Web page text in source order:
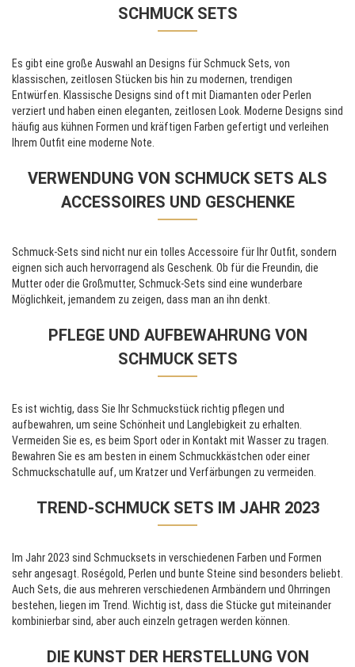
SCHMUCK SETS
Es gibt eine große Auswahl an Designs für Schmuck Sets, von
klassischen, zeitlosen Stücken bis hin zu modernen, trendigen
Entwürfen. Klassische Designs sind oft mit Diamanten oder Perlen
verziert und haben einen eleganten, zeitlosen Look. Moderne Designs sind
häufig aus kühnen Formen und kräftigen Farben gefertigt und verleihen
Ihrem Outfit eine moderne Note.
VERWENDUNG VON SCHMUCK SETS ALS
ACCESSOIRES UND GESCHENKE
Schmuck-Sets sind nicht nur ein tolles Accessoire für Ihr Outfit, sondern
eignen sich auch hervorragend als Geschenk. Ob für die Freundin, die
Mutter oder die Großmutter, Schmuck-Sets sind eine wunderbare
Möglichkeit, jemandem zu zeigen, dass man an ihn denkt.
PFLEGE UND AUFBEWAHRUNG VON
SCHMUCK SETS
Es ist wichtig, dass Sie Ihr Schmuckstück richtig pflegen und
aufbewahren, um seine Schönheit und Langlebigkeit zu erhalten.
Vermeiden Sie es, es beim Sport oder in Kontakt mit Wasser zu tragen.
Bewahren Sie es am besten in einem Schmuckkästchen oder einer
Schmuckschatulle auf, um Kratzer und Verfärbungen zu vermeiden.
TREND-SCHMUCK SETS IM JAHR 2023
Im Jahr 2023 sind Schmucksets in verschiedenen Farben und Formen
sehr angesagt. Roségold, Perlen und bunte Steine sind besonders beliebt.
Auch Sets, die aus mehreren verschiedenen Armbändern und Ohrringen
bestehen, liegen im Trend. Wichtig ist, dass die Stücke gut miteinander
kombinierbar sind, aber auch einzeln getragen werden können.
DIE KUNST DER HERSTELLUNG VON